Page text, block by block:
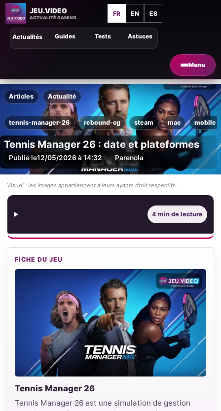
JEU.VIDEO
ACTUALITÉ GAMING
FR EN ES
Menu
Astuces
Guides Tests
Actualités
Articles Actualité
tennis-manager-26 rebound-cg steam mac mobile
Tennis Manager 26 : date et plateformes
Publié le12/05/2026 à 14:32 Parenola
Visuel : les images appartiennent à leurs ayants droit respectifs.
4 min de lecture
FICHE DU JEU
Tennis Manager 26
Tennis Manager 26 est une simulation de gestion